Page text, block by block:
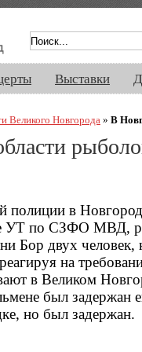
Выставки
Великого Новгорода » В
полиции в
УТ по СЗФО МВД,
Бор двух
на
в Великом
был задержан
но был задержан.